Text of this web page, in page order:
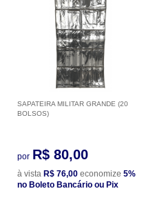
SAPATEIRA MILITAR GRANDE (20
BOLSOS)
por R$ 80,00
à vista R$ 76,00 economize 5%
no Boleto Bancário ou Pix